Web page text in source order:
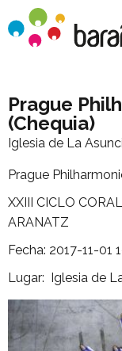
Prague
(Chequia)
Iglesia de La
Prague
XXIII CICLO
ARANATZ
Fecha: 2017-11-01
Lugar: Iglesia de